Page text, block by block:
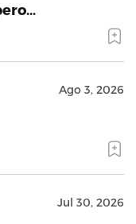
Ago 3, 2026
Jul 30, 2026